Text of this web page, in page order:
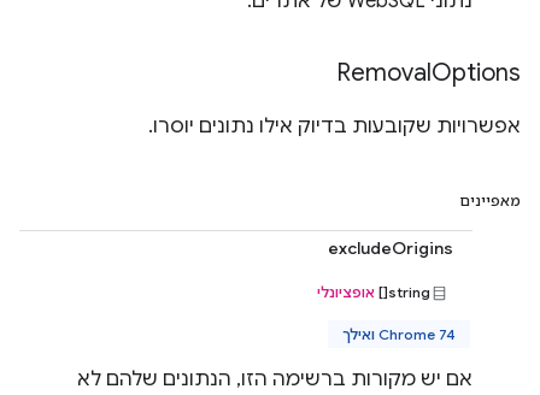
RemovalOptions
אפשרויות שקובעות בדיוק אילו נתונים יוסרו.
מאפיינים
excludeOrigins
string[] אופציונלי
Chrome 74 ואילך
אם יש מקורות ברשימה הזו, הנתונים שלהם לא